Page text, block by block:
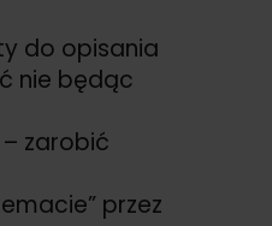
do opisania
nie będąc
zarobić
przez